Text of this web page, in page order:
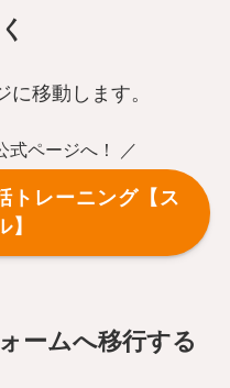
に移動します。
式ページへ！ ／
トレーニング【ス
】
ームへ移行する